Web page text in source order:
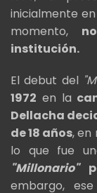
inicialmente
momento,
institución.
El debut del
1972 en la
Dellacha
de 18 años, en
lo que fue
"Millonario"
embargo,